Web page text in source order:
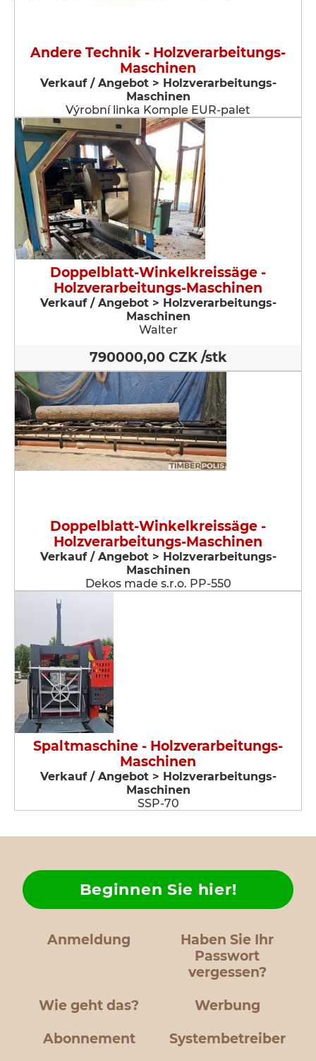
Andere Technik - Holzverarbeitungs-
Maschinen
Verkauf / Angebot > Holzverarbeitungs-
Maschinen
Výrobní linka Komple EUR-palet
Doppelblatt-Winkelkreissäge -
Holzverarbeitungs-Maschinen
Verkauf / Angebot > Holzverarbeitungs-
Maschinen
Walter
790000,00 CZK /stk
Doppelblatt-Winkelkreissäge -
Holzverarbeitungs-Maschinen
Verkauf / Angebot > Holzverarbeitungs-
Maschinen
Dekos made s.r.o. PP-550
Spaltmaschine - Holzverarbeitungs-
Maschinen
Verkauf / Angebot > Holzverarbeitungs-
Maschinen
SSP-70
Anmeldung
Haben Sie Ihr
Passwort
vergessen?
Wie geht das?
Beginnen Sie hier!
Werbung
Abonnement Systembetreiber